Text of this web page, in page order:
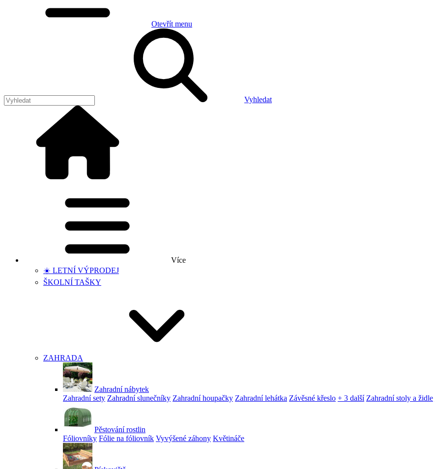
Otevřít menu
Vyhledat
Více
☀️ LETNÍ VÝPRODEJ
ŠKOLNÍ TAŠKY
ZAHRADA
Zahradní nábytek
Zahradní sety Zahradní slunečníky Zahradní houpačky Zahradní lehátka Závěsné křeslo + 3 další Zahradní stoly a židle
Pěstování rostlin
Fóliovníky Fólie na fóliovník Vyvýšené záhony Květináče